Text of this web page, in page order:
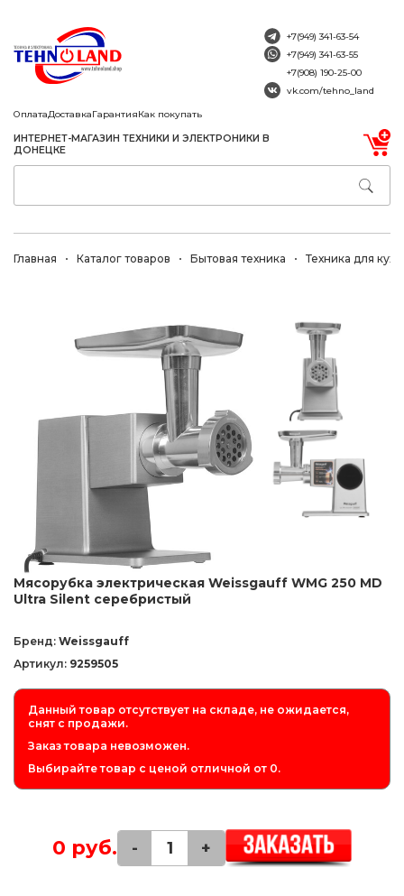
ОплатаДоставкаГарантияКак покупать
ИНТЕРНЕТ-МАГАЗИН ТЕХНИКИ И ЭЛЕКТРОНИКИ В
ДОНЕЦКЕ
+7(949) 341-63-54
+7(949) 341-63-55
+7(908) 190-25-00
vk.com/tehno_land
Главная Каталог товаров Бытовая техника Техника для
Мясорубка электрическая Weissgauff WMG 250 MD
Ultra Silent серебристый
Бренд: Weissgauff
Артикул: 9259505
Данный товар отсутствует на складе, не ожидается,
снят с продажи.
Заказ товара невозможен.
Выбирайте товар с ценой отличной от 0.
0 руб. - +